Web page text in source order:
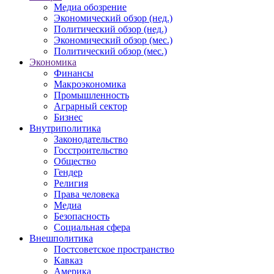
Медиа обозрение
Экономический обзор (нед.)
Политический обзор (нед.)
Экономический обзор (мес.)
Политический обзор (мес.)
Экономика
Финансы
Макроэкономика
Промышленность
Аграрный сектор
Бизнес
Внутриполитика
Законодательство
Госстроительство
Общество
Гендер
Религия
Права человека
Медиа
Безопасность
Социальная сфера
Внешполитика
Постсоветское пространство
Кавказ
Америка